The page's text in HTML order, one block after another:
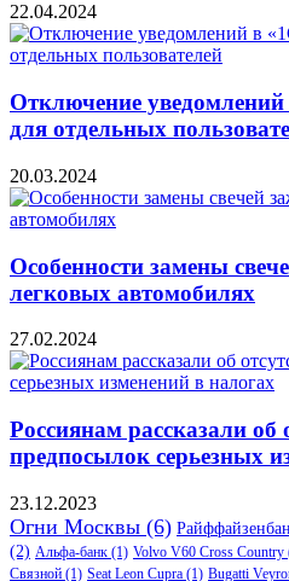
22.04.2024
Отключение
для отдельных
20.03.2024
Особенности замены
легковых автомобилях
27.02.2024
Россиянам рассказали об
предпосылок серьезных
23.12.2023
Огни Москвы (6)
(2) Альфа-банк (1) Volvo V60 Cross Country
Связной (1) Seat Leon Cupra (1) Bugatti